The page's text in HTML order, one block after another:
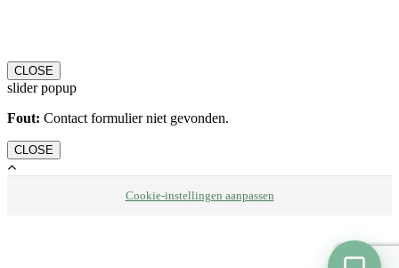
CLOSE
slider popup
Fout: Contact formulier niet gevonden.
CLOSE
Cookie-instellingen aanpassen